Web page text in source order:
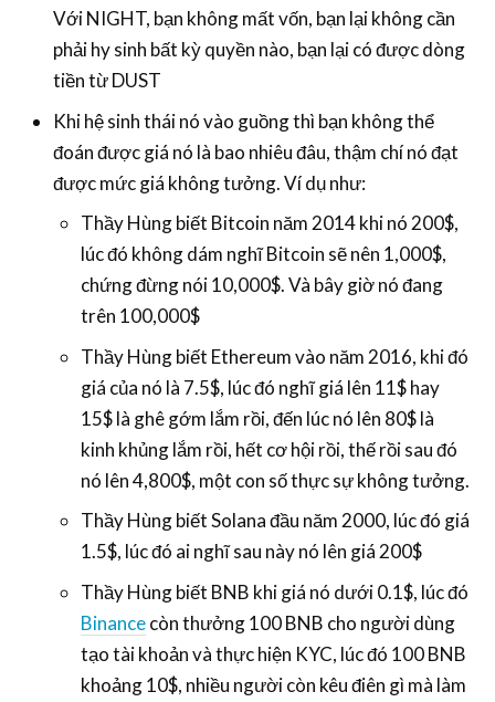
Với NIGHT, bạn không mất vốn, bạn lại không cần
phải hy sinh bất kỳ quyền nào, bạn lại có được dòng
tiền từ DUST
Khi hệ sinh thái nó vào guồng thì bạn không thể
đoán được giá nó là bao nhiêu đâu, thậm chí nó đạt
được mức giá không tưởng. Ví dụ như:
Thầy Hùng biết Bitcoin năm 2014 khi nó 200$,
lúc đó không dám nghĩ Bitcoin sẽ nên 1,000$,
chứng đừng nói 10,000$. Và bây giờ nó đang
trên 100,000$
Thầy Hùng biết Ethereum vào năm 2016, khi đó
giá của nó là 7.5$, lúc đó nghĩ giá lên 11$ hay
15$ là ghê gớm lắm rồi, đến lúc nó lên 80$ là
kinh khủng lắm rồi, hết cơ hội rồi, thế rồi sau đó
nó lên 4,800$, một con số thực sự không tưởng.
Thầy Hùng biết Solana đầu năm 2000, lúc đó giá
1.5$, lúc đó ai nghĩ sau này nó lên giá 200$
Thầy Hùng biết BNB khi giá nó dưới 0.1$, lúc đó
Binancecòn thưởng 100 BNB cho người dùng
tạo tài khoản và thực hiện KYC, lúc đó 100 BNB
khoảng 10$, nhiều người còn kêu điên gì mà làm